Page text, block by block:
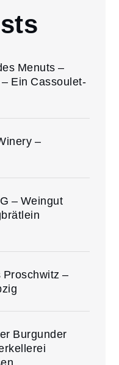
Menuts –
Ein Cassoulet-
–
– Weingut
–
Burgunder